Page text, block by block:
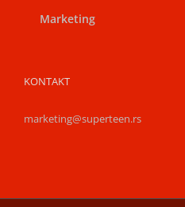
Marketing
KONTAKT
marketing@superteen.rs